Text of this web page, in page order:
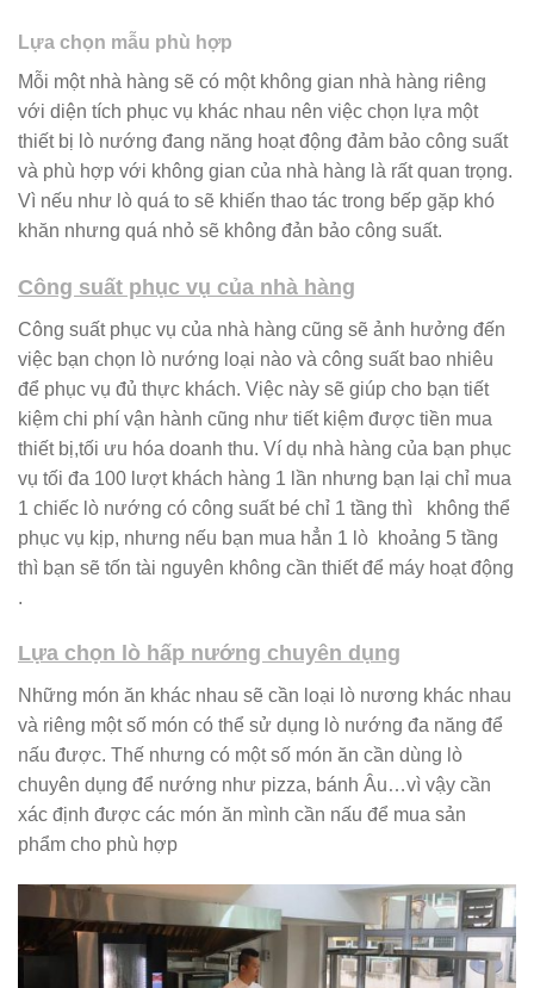
Lựa chọn mẫu phù hợp
Mỗi một nhà hàng sẽ có một không gian nhà hàng riêng
với diện tích phục vụ khác nhau nên việc chọn lựa một
thiết bị lò nướng đang năng hoạt động đảm bảo công suất
và phù hợp với không gian của nhà hàng là rất quan trọng.
Vì nếu như lò quá to sẽ khiến thao tác trong bếp gặp khó
khăn nhưng quá nhỏ sẽ không đản bảo công suất.
Công suất phục vụ của nhà hàng
Công suất phục vụ của nhà hàng cũng sẽ ảnh hưởng đến
việc bạn chọn lò nướng loại nào và công suất bao nhiêu
để phục vụ đủ thực khách. Việc này sẽ giúp cho bạn tiết
kiệm chi phí vận hành cũng như tiết kiệm được tiền mua
thiết bị,tối ưu hóa doanh thu. Ví dụ nhà hàng của bạn phục
vụ tối đa 100 lượt khách hàng 1 lần nhưng bạn lại chỉ mua
1 chiếc lò nướng có công suất bé chỉ 1 tầng thì không thể
phục vụ kịp, nhưng nếu bạn mua hẳn 1 lò khoảng 5 tầng
thì bạn sẽ tốn tài nguyên không cần thiết để máy hoạt động
.
Lựa chọn lò hấp nướng chuyên dụng
Những món ăn khác nhau sẽ cần loại lò nương khác nhau
và riêng một số món có thể sử dụng lò nướng đa năng để
nấu được. Thế nhưng có một số món ăn cần dùng lò
chuyên dụng để nướng như pizza, bánh Âu…vì vậy cần
xác định được các món ăn mình cần nấu để mua sản
phẩm cho phù hợp